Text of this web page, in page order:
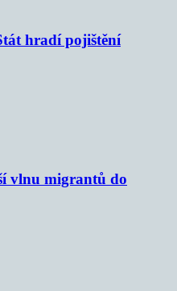
hradí pojištění
vlnu migrantů do